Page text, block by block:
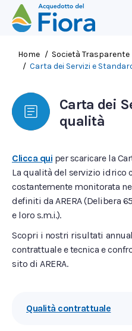
Tu sei qui:
Home Società Trasparente
Carta dei Servizi e
Carta dei
qualità
Clicca qui per scaricare la
La qualità del servizio idrico
costantemente monitorata
definiti da ARERA (Delibera
e loro s.m.i.).
Scopri i nostri risultati
contrattuale e tecnica e
sito di ARERA.
Qualità contrattuale